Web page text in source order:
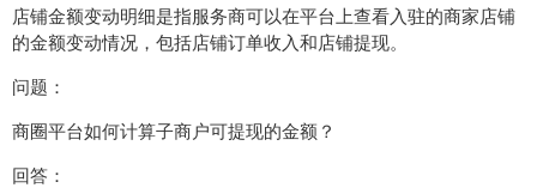
店铺金额变动明细是指服务商可以在平台上查看入驻的商家店铺
的金额变动情况，包括店铺订单收入和店铺提现。
问题：
商圈平台如何计算子商户可提现的金额？
回答：